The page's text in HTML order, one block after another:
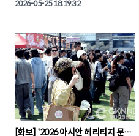
름다운 요리 시연회 현장의 감동을 CKN뉴
아)’가 토론토에서 캐나다 첫 번째 단독 콘
토론토 공연은 지난 5월 22일(금) 오후 6
30분, 다운타운에 위치한 ‘블루마 애플 시
어터(Bluma Appel Theatre)’에서 ‘비욘드
유어 아이즈(BEYOND YOUR EYES)’라는
타이틀로 800여명의 관객들 앞에서 개최
됐다.
이번 공연은 '클유아'의 공식 팬덤인 '클로
저(CLOSER)' 팬들의 뜨거운 호응 속에 전
석 매진을 기록했다. 본보가 직접 취재한 클
유아의 토론토 콘서트를 사진으로 만나보
자.
2026-05-25 18:19:32
[화보] '2026 아시안 헤리티지 문화